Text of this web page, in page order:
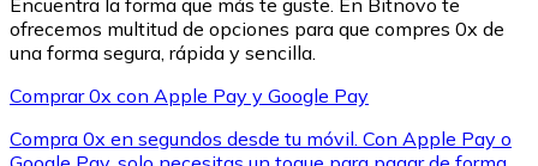
ofrecemos multitud de opciones para que compres 0x de
una forma segura, rápida y sencilla.
Comprar 0x con Apple Pay y Google Pay
Compra 0x en segundos desde tu móvil. Con Apple Pay o